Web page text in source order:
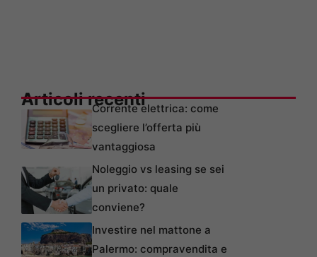
Articoli recentiCorrente elettrica: come
scegliere l’offerta più
vantaggiosa
Noleggio vs leasing se sei
un privato: quale
conviene?
Investire nel mattone a
Palermo: compravendita e